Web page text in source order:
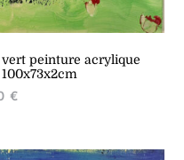
peinture acrylique
€